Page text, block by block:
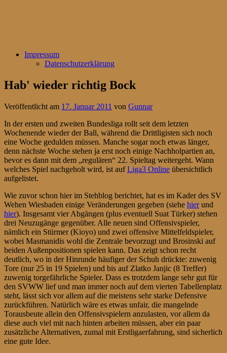
Impressum
Datenschutzerklärung
Hab' wieder richtig Bock
Veröffentlicht am 17. Januar 2011 von Gunnar
In der ersten und zweiten Bundesliga rollt seit dem letzten
Wochenende wieder der Ball, während die Drittligisten sich noch
eine Woche gedulden müssen. Manche sogar noch etwas länger,
denn nächste Woche stehen ja erst noch einige Nachholpartien an,
bevor es dann mit dem „regulären“ 22. Spieltag weitergeht. Wann
welches Spiel nachgeholt wird, ist aufLiga3 Online übersichtlich
aufgelistet.
Wie zuvor schon hier im Stehblog berichtet, hat es im Kader des SV
Wehen Wiesbaden einige Veränderungen gegeben (siehe hierund
hier). Insgesamt vier Abgängen (plus eventuell Suat Türker) stehen
drei Neuzugänge gegenüber. Alle neuen sind Offensivspieler,
nämlich ein Stürmer (Kioyo) und zwei offensive Mittelfeldspieler,
wobei Masmanidis wohl die Zentrale bevorzugt und Brosinski auf
beiden Außenpositionen spielen kann. Das zeigt schon recht
deutlich, wo in der Hinrunde häufiger der Schuh drückte: zuwenig
Tore (nur 25 in 19 Spielen) und bis auf Zlatko Janjic (8 Treffer)
zuwenig torgefährliche Spieler. Dass es trotzdem lange sehr gut für
den SVWW lief und man immer noch auf dem vierten Tabellenplatz
steht, lässt sich vor allem auf die meistens sehr starke Defensive
zurückführen. Natürlich wäre es etwas unfair, die mangelnde
Torausbeute allein den Offensivspielern anzulasten, vor allem da
diese auch viel mit nach hinten arbeiten müssen, aber ein paar
zusätzliche Alternativen, zumal mit Erstligaerfahrung, sind sicherlich
eine gute Idee.